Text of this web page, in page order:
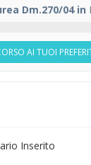
Dm.270/04 in
AI TUOI
Inserito